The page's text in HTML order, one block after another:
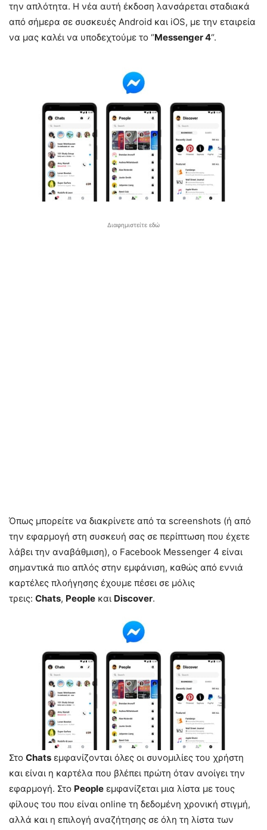
την απλότητα. Η νέα αυτή έκδοση λανσάρεται σταδιακά
από σήμερα σε συσκευές Android και iOS, με την εταιρεία
να μας καλέι να υποδεχτούμε το “Messenger 4“.
Διαφημιστείτε εδώ
Όπως μπορείτε να διακρίνετε από τα screenshots (ή από
την εφαρμογή στη συσκευή σας σε περίπτωση που έχετε
λάβει την αναβάθμιση), ο Facebook Messenger 4 είναι
σημαντικά πιο απλός στην εμφάνιση, καθώς από εννιά
καρτέλες πλοήγησης έχουμε πέσει σε μόλις
τρεις: Chats, People και Discover.
Στο Chats εμφανίζονται όλες οι συνομιλίες του χρήστη
και είναι η καρτέλα που βλέπει πρώτη όταν ανοίγει την
εφαρμογή. Στο People εμφανίζεται μια λίστα με τους
φίλους του που είναι online τη δεδομένη χρονική στιγμή,
αλλά και η επιλογή αναζήτησης σε όλη τη λίστα των